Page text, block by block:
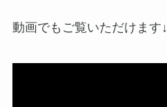
動画でもご覧いただけます↓